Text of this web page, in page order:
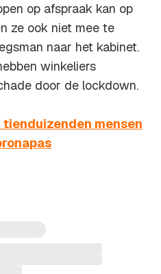
op afspraak kan op
ze ook niet mee te
naar het kabinet.
winkeliers
door de lockdown.
tienduizenden mensen